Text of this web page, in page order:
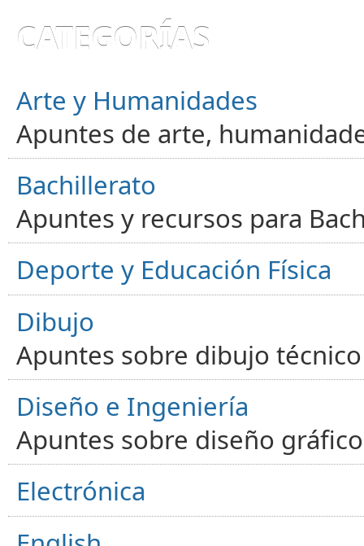
CATEGORÍAS
Arte y Humanidades
Apuntes de arte,
Bachillerato
Apuntes y recursos para
Deporte y Educación Física
Dibujo
Apuntes sobre dibujo
Diseño e Ingeniería
Apuntes sobre diseño
Electrónica